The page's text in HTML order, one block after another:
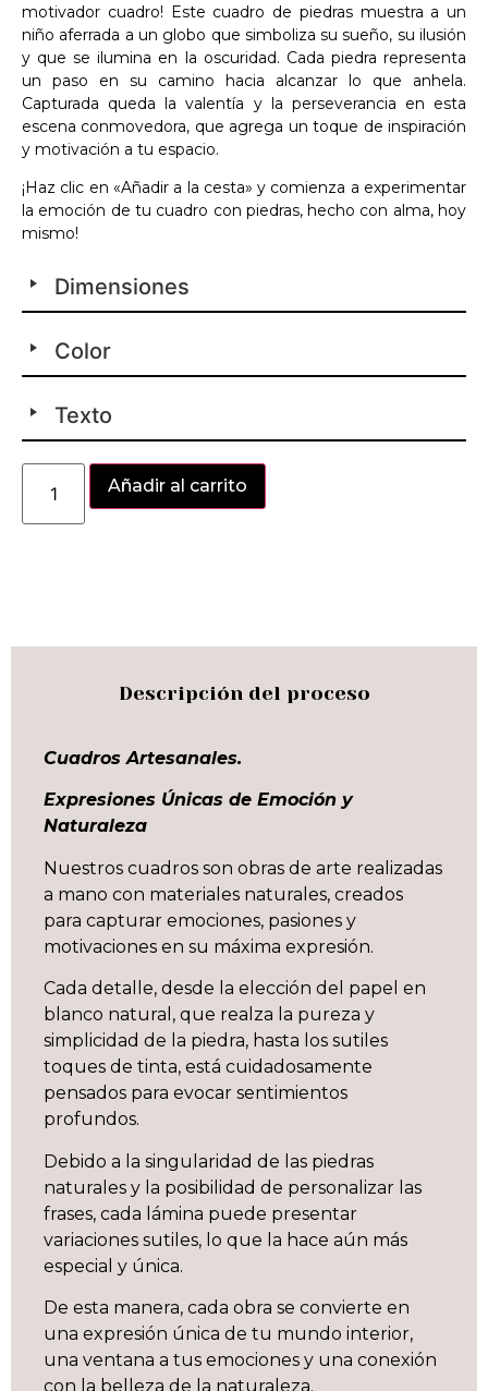
motivador cuadro! Este cuadro de piedras muestra a un
niño aferrada a un globo que simboliza su sueño, su ilusión
y que se ilumina en la oscuridad. Cada piedra representa
un paso en su camino hacia alcanzar lo que anhela.
Capturada queda la valentía y la perseverancia en esta
escena conmovedora, que agrega un toque de inspiración
y motivación a tu espacio.
¡Haz clic en «Añadir a la cesta» y comienza a experimentar
la emoción de tu cuadro con piedras, hecho con alma, hoy
mismo!
Dimensiones
Color
Texto
Añadir al carrito
Descripción del proceso
Cuadros Artesanales.
Expresiones Únicas de Emoción y
Naturaleza
Nuestros cuadros son obras de arte realizadas
a mano con materiales naturales, creados
para capturar emociones, pasiones y
motivaciones en su máxima expresión.
Cada detalle, desde la elección del papel en
blanco natural, que realza la pureza y
simplicidad de la piedra, hasta los sutiles
toques de tinta, está cuidadosamente
pensados para evocar sentimientos
profundos.
Debido a la singularidad de las piedras
naturales y la posibilidad de personalizar las
frases, cada lámina puede presentar
variaciones sutiles, lo que la hace aún más
especial y única.
De esta manera, cada obra se convierte en
una expresión única de tu mundo interior,
una ventana a tus emociones y una conexión
con la belleza de la naturaleza.